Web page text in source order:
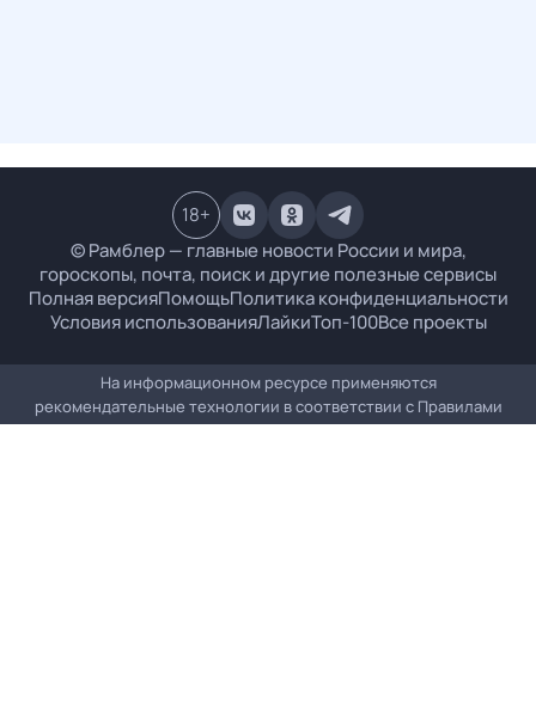
© Рамблер — главные новости России и мира,
гороскопы, почта, поиск и другие полезные сервисы
Полная версияПомощьПолитика конфиденциальности
Условия использованияЛайкиТоп-100Все проекты
18+
На информационном ресурсе применяются
рекомендательные технологии в соответствии с Правилами